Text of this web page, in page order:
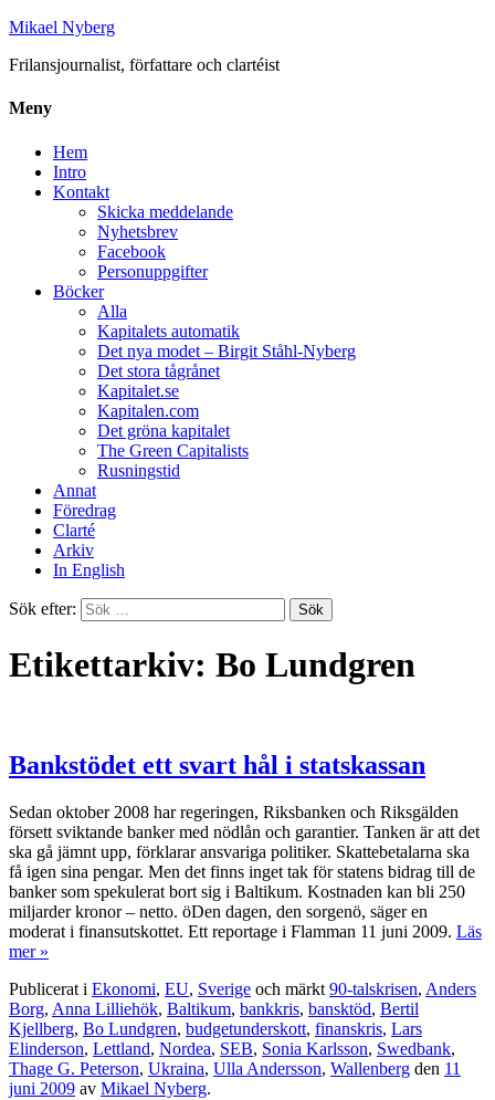
Mikael Nyberg
Frilansjournalist, författare och clartéist
Meny
Hem
Intro
Kontakt
Skicka meddelande
Nyhetsbrev
Facebook
Personuppgifter
Böcker
Alla
Kapitalets automatik
Det nya modet – Birgit Ståhl-Nyberg
Det stora tågrånet
Kapitalet.se
Kapitalen.com
Det gröna kapitalet
The Green Capitalists
Rusningstid
Annat
Föredrag
Clarté
Arkiv
In English
Sök efter:
Etikettarkiv: Bo Lundgren
Bankstödet ett svart hål i statskassan
Sedan oktober 2008 har regeringen, Riksbanken och Riksgälden
försett sviktande banker med nödlån och garantier. Tanken är att det
ska gå jämnt upp, förklarar ansvariga politiker. Skattebetalarna ska
få igen sina pengar. Men det finns inget tak för statens bidrag till de
banker som spekulerat bort sig i Baltikum. Kostnaden kan bli 250
miljarder kronor – netto. öDen dagen, den sorgenö, säger en
moderat i finansutskottet. Ett reportage i Flamman 11 juni 2009. Läs
mer »
Publicerat i Ekonomi, EU, Sverige och märkt 90-talskrisen, Anders
Borg, Anna Lilliehök, Baltikum, bankkris, bansktöd, Bertil
Kjellberg, Bo Lundgren, budgetunderskott, finanskris, Lars
Elinderson, Lettland, Nordea, SEB, Sonia Karlsson, Swedbank,
Thage G. Peterson, Ukraina, Ulla Andersson, Wallenberg den 11
juni 2009 av Mikael Nyberg.